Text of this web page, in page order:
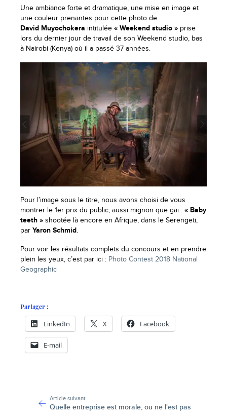
Une ambiance forte et dramatique, une mise en image et
une couleur prenantes pour cette photo de
David Muyochokera intitulée « Weekend studio » prise
lors du dernier jour de travail de son Weekend studio, bas
à Nairobi (Kenya) où il a passé 37 années.
Pour l’image sous le titre, nous avons choisi de vous
montrer le 1er prix du public, aussi mignon que gai : « Baby
teeth » shootée là encore en Afrique, dans le Serengeti,
par Yaron Schmid.
Pour voir les résultats complets du concours et en prendre
plein les yeux, c’est par ici : Photo Contest 2018 National
Geographic
Partager :
LinkedIn X Facebook
E-mail
Article suivant
Quelle entreprise est morale, ou ne l'est pas